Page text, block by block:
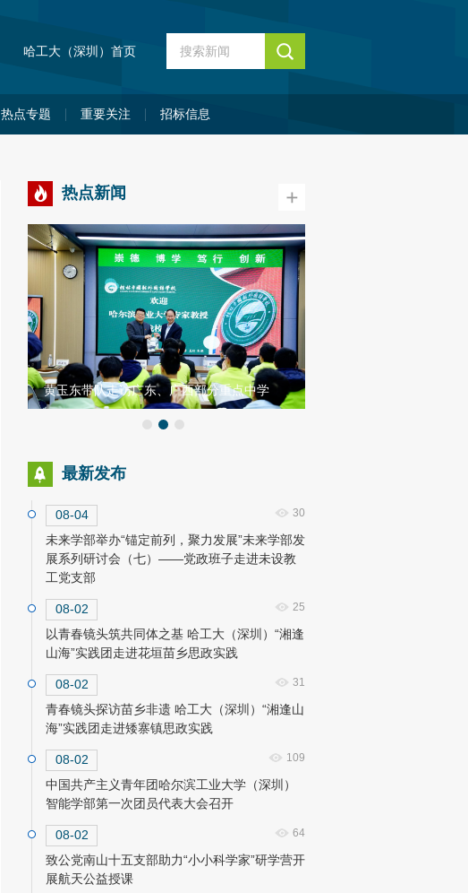
哈工大（深圳）首页
热点专题 重要关注 招标信息
热点新闻
黄玉东带队走访广东、广西部分重点中学
最新发布
08-04 30
未来学部举办“锚定前列，聚力发展”未来学部发
展系列研讨会（七）——党政班子走进未设教
工党支部
08-02 25
以青春镜头筑共同体之基 哈工大（深圳）“湘逢
山海”实践团走进花垣苗乡思政实践
08-02 31
青春镜头探访苗乡非遗 哈工大（深圳）“湘逢山
海”实践团走进矮寨镇思政实践
08-02 109
中国共产主义青年团哈尔滨工业大学（深圳）
智能学部第一次团员代表大会召开
08-02 64
致公党南山十五支部助力“小小科学家”研学营开
展航天公益授课